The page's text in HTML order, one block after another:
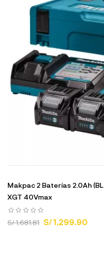
Makpac 2 Baterías 2.0Ah
XGT 40Vmax
S/ 1,681.81 S/ 1,299.90